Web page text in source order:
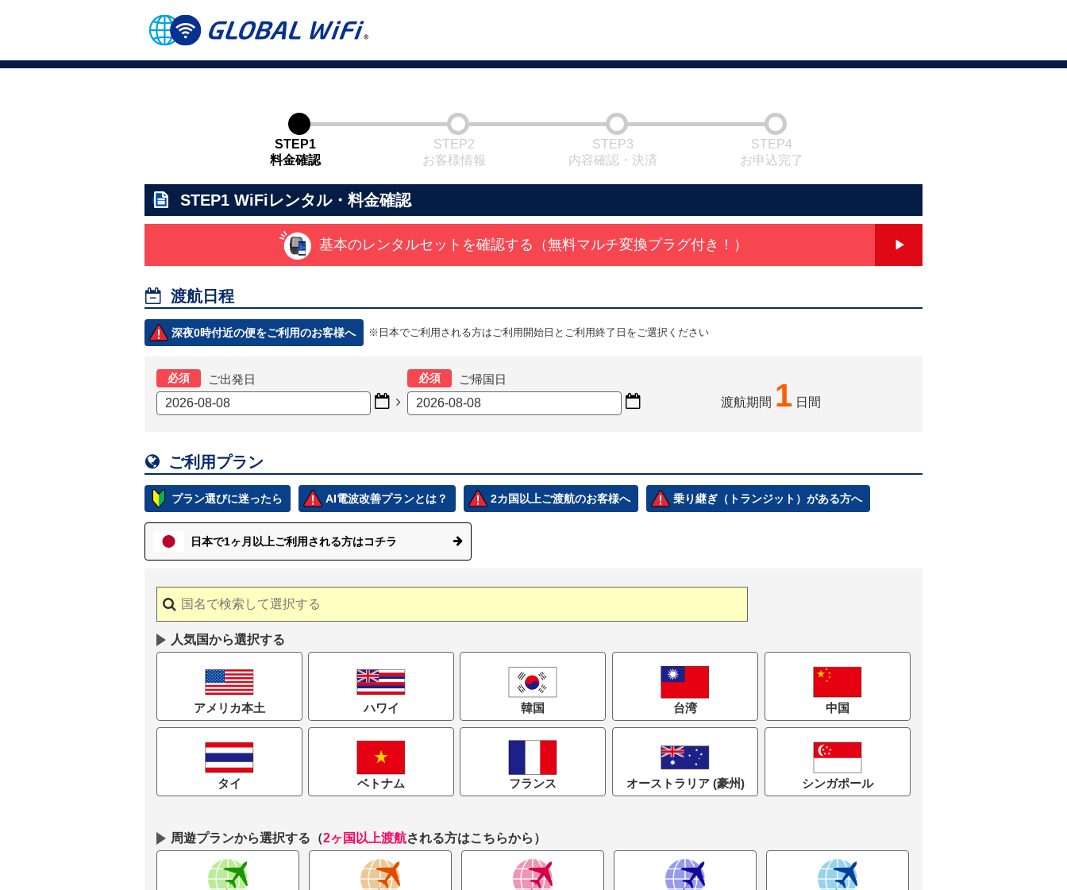
STEP1
料金確認
STEP2
お客様情報
STEP3
内容確認・決済
STEP4
お申込完了
STEP1 WiFiレンタル・料金確認
基本のレンタルセットを確認する（無料マルチ変換プラグ付き！）
 渡航日程
深夜0時付近の便をご利用のお客様へ ※日本でご利用される方はご利用開始日とご利用終了日をご選択ください
必須 ご出発日
 
必須 ご帰国日
 渡航期間 1 日間
 ご利用プラン
プラン選びに迷ったら AI電波改善プランとは？ 2カ国以上ご渡航のお客様へ 乗り継ぎ（トランジット）がある方へ
日本で1ヶ月以上ご利用される方はコチラ
人気国から選択する
アメリカ本土 ハワイ 韓国 台湾 中国
タイ ベトナム フランス オーストラリア (豪州) シンガポール
周遊プランから選択する （2ヶ国以上渡航される方はこちらから）